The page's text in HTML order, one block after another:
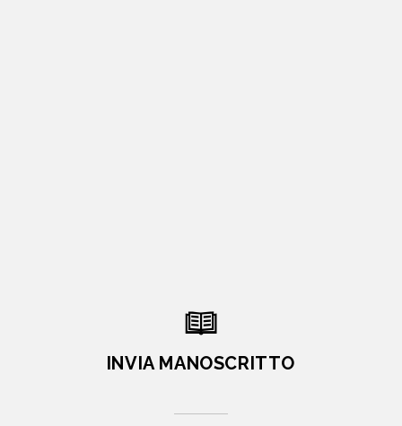
INVIA MANOSCRITTO